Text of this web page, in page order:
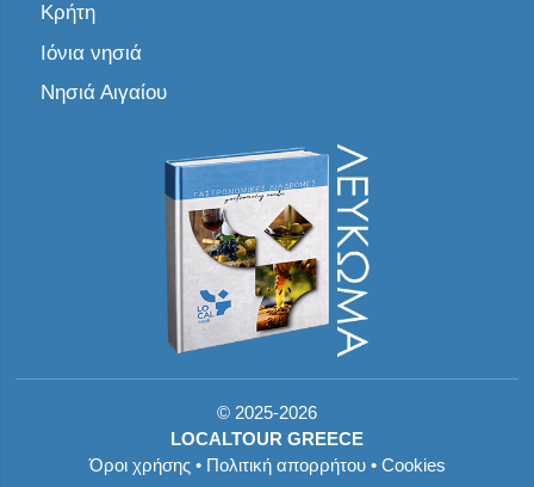
Κρήτη
Ιόνια νησιά
Νησιά Αιγαίου
© 2025-2026
LOCALTOUR GREECE
Όροι χρήσης• Πολιτική απορρήτου• Cookies